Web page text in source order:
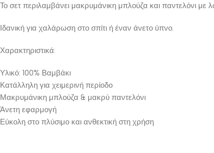
Το σετ περιλαμβάνει μακρυμάνικη μπλούζα και παντελόνι με
Ιδανική για χαλάρωση στο σπίτι ή έναν άνετο ύπνο.
Χαρακτηριστικά:
Υλικό: 100% Βαμβάκι
Κατάλληλη για χειμερινή περίοδο
Μακρυμάνικη μπλούζα & μακρύ παντελόνι
Άνετη εφαρμογή
Εύκολη στο πλύσιμο και ανθεκτική στη χρήση